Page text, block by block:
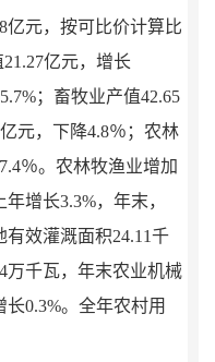
亿元，按可比价计算比
亿元，增长
；畜牧业产值42.65
元，下降4.8％；农林
％。农林牧渔业增加
增长3.3%，年末，
有效灌溉面积24.11千
万千瓦，年末农业机械
0.3%。全年农村用